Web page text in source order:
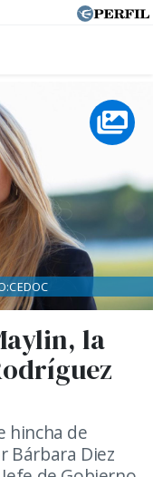
la
hincha de
Bárbara Diez